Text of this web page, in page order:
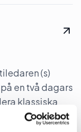
(s)
en två dagars
klassiska